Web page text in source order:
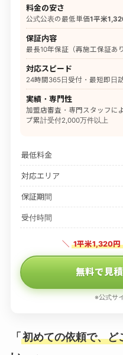
料金の安さ
公式公表の最低単価1平米
保証内容
最長10年保証（再施工保証あり
対応スピード
24時間365日受付・最短即日
実績・専門性
加盟店審査・専門スタッフに
プ累計受付2,000万件以上
最低料金
対応エリア
保証期間
受付時間
＼ 1平米1,320円
無料で見
※公式サ
「 初めての依頼で、ど